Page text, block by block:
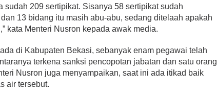
209 sertipikat. Sisanya 58 sertipikat sudah
13 bidang itu masih abu-abu, sedang ditelaah apakah
kata Menteri Nusron kepada awak media.
di Kabupaten Bekasi, sebanyak enam pegawai telah
terkena sanksi pencopotan jabatan dan satu orang
Nusron juga menyampaikan, saat ini ada itikad baik
air tersebut.